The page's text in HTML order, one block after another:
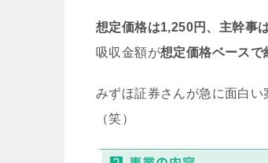
想定価格は1,250円、主幹事
吸収金額が想定価格ベースで
みずほ証券さんが急に面白
（笑）